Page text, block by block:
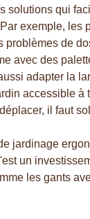
solutions qui
exemple,
de
avec des
adapter la
accessible
il faut
jardinage
un
les gants